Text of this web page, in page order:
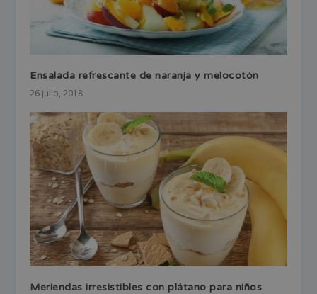
Ensalada refrescante de naranja y melocotón
26 julio, 2018
Meriendas irresistibles con plátano para niños